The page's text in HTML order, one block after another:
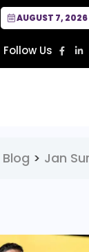
AUGUST 7, 2026
Follow Us
Blog > Jan